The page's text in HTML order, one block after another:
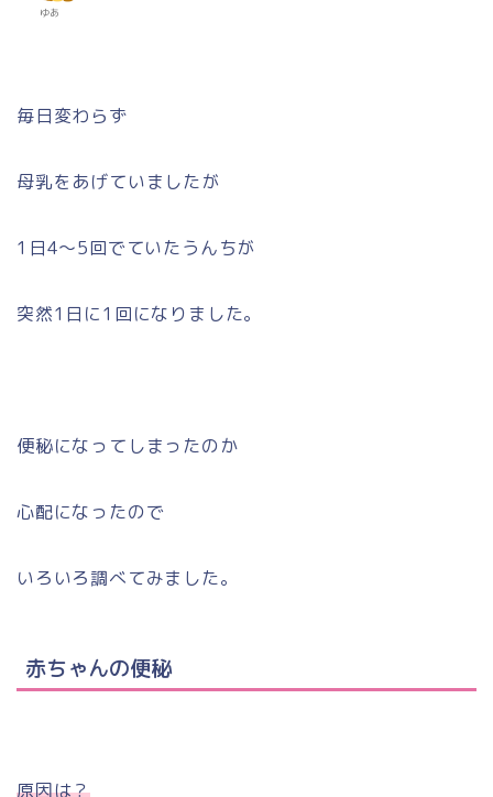
ゆあ
毎日変わらず
母乳をあげていましたが
1日4〜5回でていたうんちが
突然1日に1回になりました。
便秘になってしまったのか
心配になったので
いろいろ調べてみました。
赤ちゃんの便秘
原因は？